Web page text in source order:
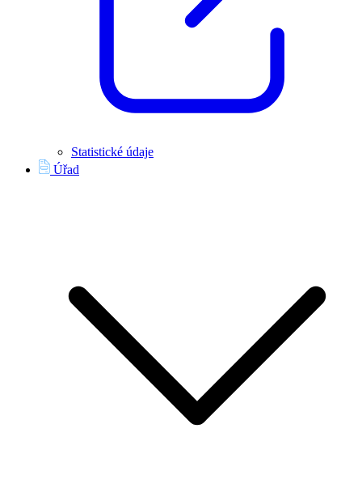
Statistické údaje
Úřad